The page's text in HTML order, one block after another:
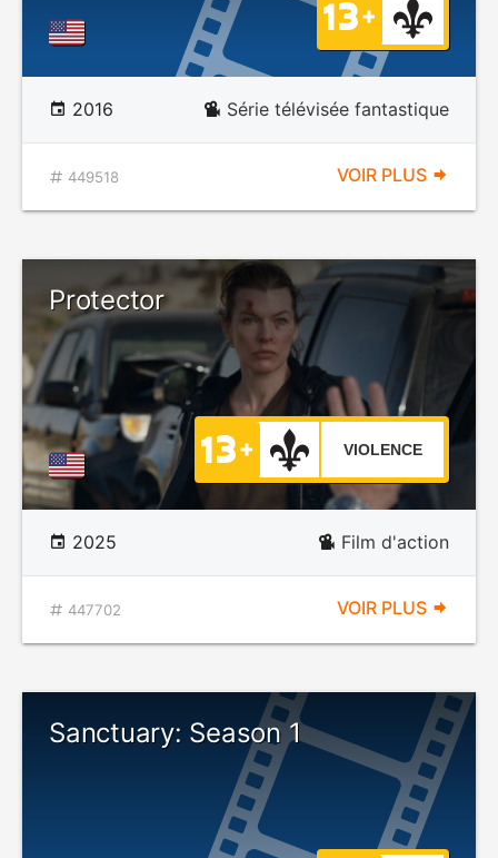
2016 Série télévisée fantastique
449518 VOIR PLUS
Protector
VIOLENCE
2025 Film d'action
447702 VOIR PLUS
Sanctuary: Season 1